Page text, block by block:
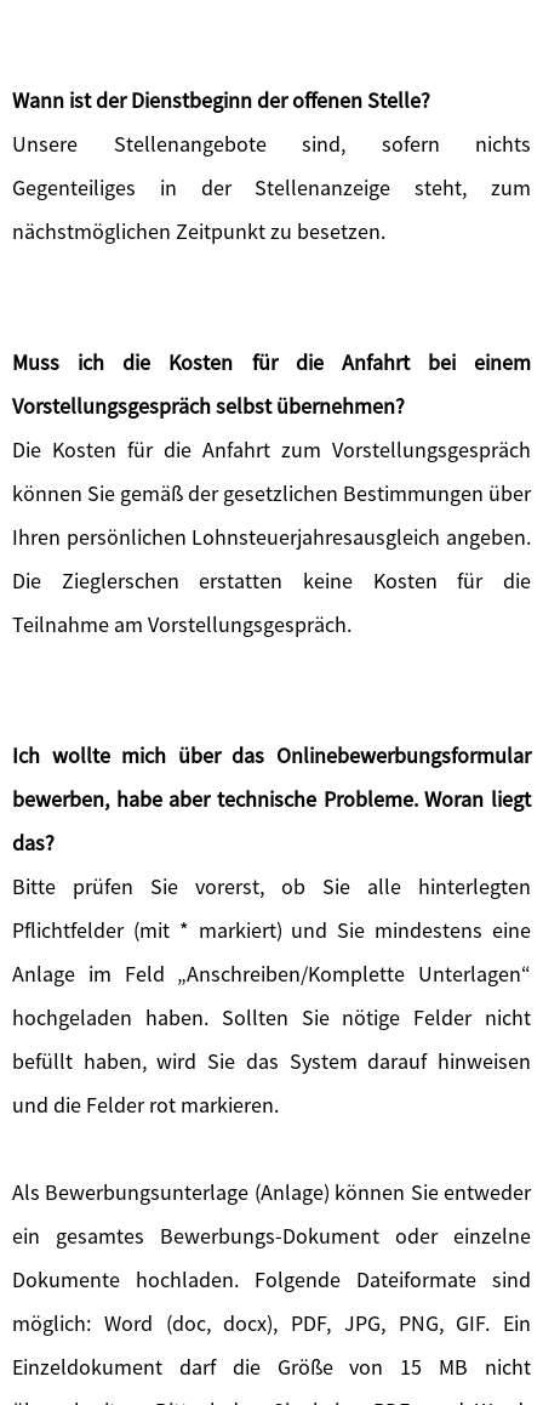
Wann ist der Dienstbeginn der offenen Stelle?
Unsere Stellenangebote sind, sofern nichts
Gegenteiliges in der Stellenanzeige steht, zum
nächstmöglichen Zeitpunkt zu besetzen.
Muss ich die Kosten für die Anfahrt bei einem
Vorstellungsgespräch selbst übernehmen?
Die Kosten für die Anfahrt zum Vorstellungsgespräch
können Sie gemäß der gesetzlichen Bestimmungen über
Ihren persönlichen Lohnsteuerjahresausgleich angeben.
Die Zieglerschen erstatten keine Kosten für die
Teilnahme am Vorstellungsgespräch.
Ich wollte mich über das Onlinebewerbungsformular
bewerben, habe aber technische Probleme. Woran liegt
das?
Bitte prüfen Sie vorerst, ob Sie alle hinterlegten
Pflichtfelder (mit * markiert) und Sie mindestens eine
Anlage im Feld „Anschreiben/Komplette Unterlagen“
hochgeladen haben. Sollten Sie nötige Felder nicht
befüllt haben, wird Sie das System darauf hinweisen
und die Felder rot markieren.
Als Bewerbungsunterlage (Anlage) können Sie entweder
ein gesamtes Bewerbungs-Dokument oder einzelne
Dokumente hochladen. Folgende Dateiformate sind
möglich: Word (doc, docx), PDF, JPG, PNG, GIF. Ein
Einzeldokument darf die Größe von 15 MB nicht